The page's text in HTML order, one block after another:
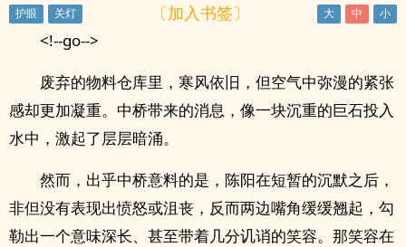
〔加入书签〕
<!--go-->
废弃的物料仓库里，寒风依旧，但空气中弥漫的紧张
感却更加凝重。中桥带来的消息，像一块沉重的巨石投入
水中，激起了层层暗涌。
然而，出乎中桥意料的是，陈阳在短暂的沉默之后，
非但没有表现出愤怒或沮丧，反而两边嘴角缓缓翘起，勾
勒出一个意味深长、甚至带着几分讥诮的笑容。那笑容在